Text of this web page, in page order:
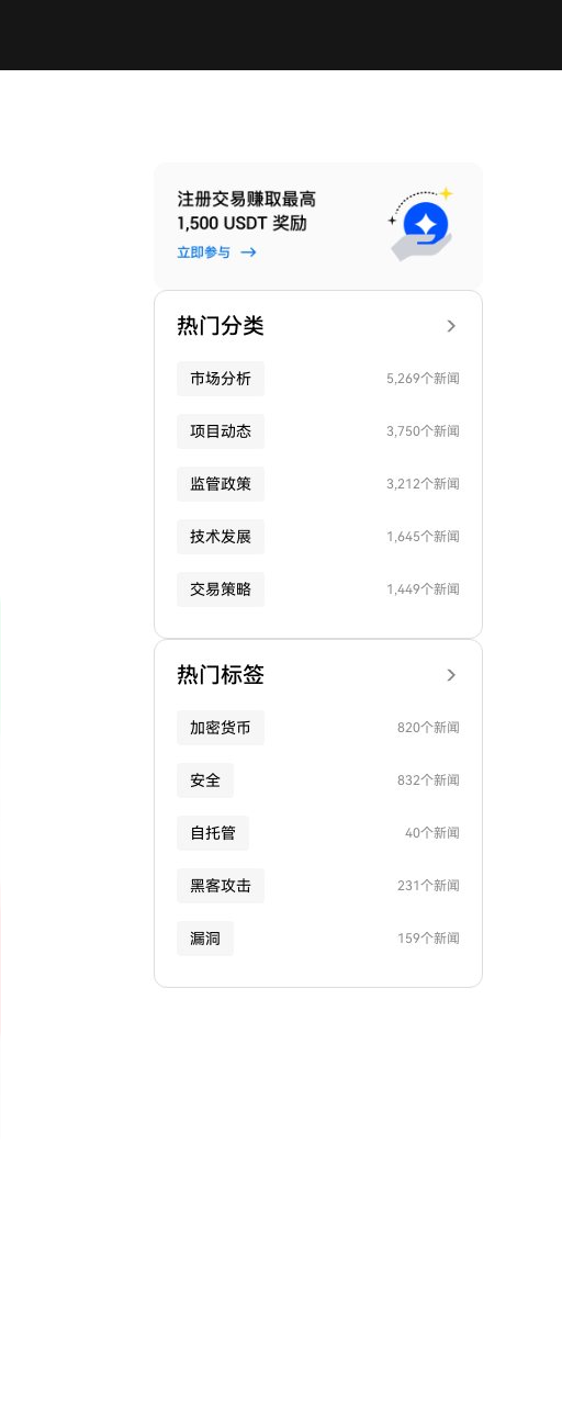
热门分类
市场分析 5,269个新闻
项目动态 3,750个新闻
监管政策 3,212个新闻
技术发展 1,645个新闻
交易策略 1,449个新闻
热门标签
加密货币 820个新闻
安全 832个新闻
自托管 40个新闻
黑客攻击 231个新闻
漏洞 159个新闻